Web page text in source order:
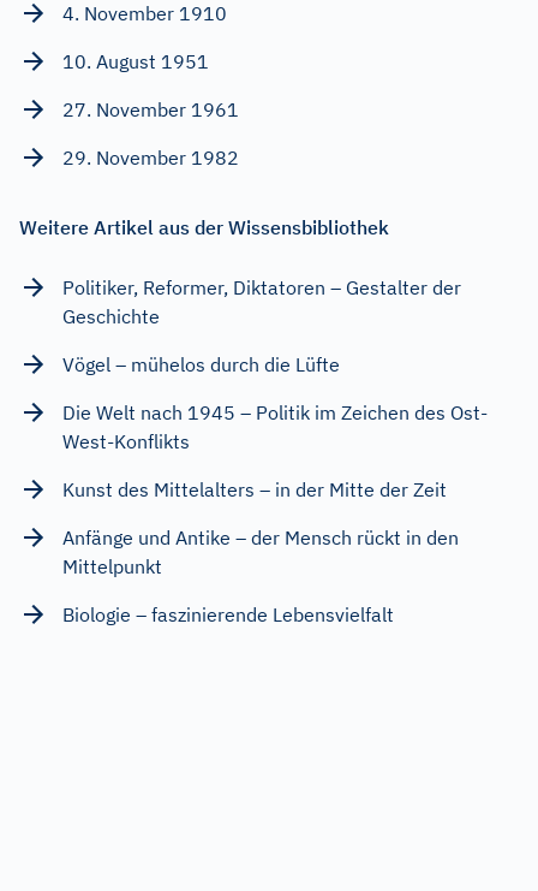
4. November 1910
10. August 1951
27. November 1961
29. November 1982
Weitere Artikel aus der Wissensbibliothek
Politiker, Reformer, Diktatoren – Gestalter der
Geschichte
Vögel – mühelos durch die Lüfte
Die Welt nach 1945 – Politik im Zeichen des Ost-
West-Konflikts
Kunst des Mittelalters – in der Mitte der Zeit
Anfänge und Antike – der Mensch rückt in den
Mittelpunkt
Biologie – faszinierende Lebensvielfalt